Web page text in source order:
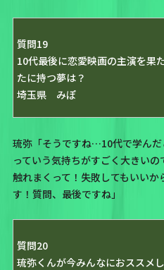
質問19
10代最後に恋愛映画の主演を果
たに持つ夢は？
埼玉県 みぽ
琉弥「そうですね…10代で学ん
っていう気持ちがすごく大きい
触れまくって！失敗してもいい
す！質問、最後ですね」
質問20
琉弥くんが今みんなにおススメ